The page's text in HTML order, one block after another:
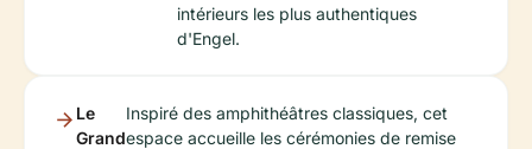
intérieurs les plus authentiques
d'Engel.
Le
Grand
Inspiré des amphithéâtres classiques, cet
espace accueille les cérémonies de remise